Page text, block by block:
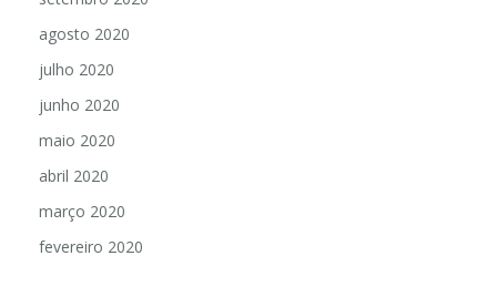
agosto 2020
julho 2020
junho 2020
maio 2020
abril 2020
março 2020
fevereiro 2020